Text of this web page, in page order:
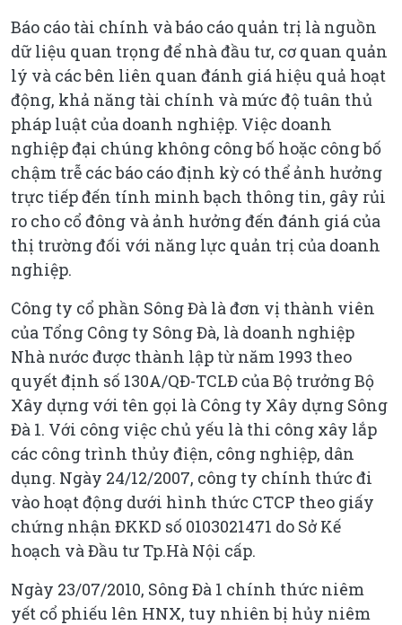
Báo cáo tài chính và báo cáo quản trị là nguồn
dữ liệu quan trọng để nhà đầu tư, cơ quan quản
lý và các bên liên quan đánh giá hiệu quả hoạt
động, khả năng tài chính và mức độ tuân thủ
pháp luật của doanh nghiệp. Việc doanh
nghiệp đại chúng không công bố hoặc công bố
chậm trễ các báo cáo định kỳ có thể ảnh hưởng
trực tiếp đến tính minh bạch thông tin, gây rủi
ro cho cổ đông và ảnh hưởng đến đánh giá của
thị trường đối với năng lực quản trị của doanh
nghiệp.
Công ty cổ phần Sông Đà là đơn vị thành viên
của Tổng Công ty Sông Đà, là doanh nghiệp
Nhà nước được thành lập từ năm 1993 theo
quyết định số 130A/QĐ-TCLĐ của Bộ trưởng Bộ
Xây dựng với tên gọi là Công ty Xây dựng Sông
Đà 1. Với công việc chủ yếu là thi công xây lắp
các công trình thủy điện, công nghiệp, dân
dụng. Ngày 24/12/2007, công ty chính thức đi
vào hoạt động dưới hình thức CTCP theo giấy
chứng nhận ĐKKD số 0103021471 do Sở Kế
hoạch và Đầu tư Tp.Hà Nội cấp.
Ngày 23/07/2010, Sông Đà 1 chính thức niêm
yết cổ phiếu lên HNX, tuy nhiên bị hủy niêm